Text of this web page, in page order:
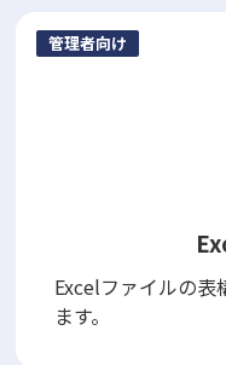
管理者向け
Excelファイルの表
ます。